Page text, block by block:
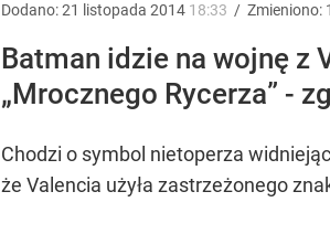
Dodano:21 listopada 2014 18:33 / Zmieniono:
Batman idzie na wojnę z
„Mrocznego Rycerza” -
Chodzi o symbol nietoperza
że Valencia użyła zastrzeżonego